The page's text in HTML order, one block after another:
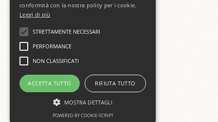
conformità con la nostra policy per i cookie.
Leggi di più
STRETTAMENTE NECESSARI
PERFORMANCE
NON CLASSIFICATI
ACCETTA TUTTO RIFIUTA TUTTO
MOSTRA DETTAGLI
POWERED BY COOKIE-SCRIPT